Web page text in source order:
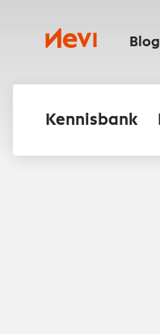
inhoudNevi Blog
Kennisbank